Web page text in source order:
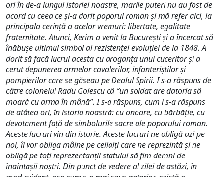
ori în de-a lungul istoriei noastre, marile puteri nu au fost de
acord cu ceea ce şi-a dorit poporul roman şi mă refer aici, la
principala cerinţă a acelor vremuri: libertate, egalitate
fraternitate. Atunci, Kerim a venit la Bucureşti şi a încercat să
înăbuşe ultimul simbol al rezistenţei evoluţiei de la 1848. A
dorit să facă lucrul acesta cu aroganţa unui cuceritor şi a
cerut depunerea armelor cavalerilor, infanteriştilor şi
pompierilor care se găseau pe Dealul Spirii. I s-a răspuns de
către colonelul Radu Golescu că “un soldat are datoria să
moară cu arma în mână”. I s-a răspuns, cum i s-a răspuns
de atâtea ori, în istoria noastră: cu onoare, cu bărbăţie, cu
devotament faţă de simbolurile sacre ale poporului roman.
Aceste lucruri vin din istorie. Aceste lucruri ne obligă azi pe
noi, îi vor obliga mâine pe ceilalţi care ne reprezintă şi ne
obligă pe toţi reprezentanţii statului să fim demni de
înaintaşii noştri. Din punct de vedere al zilei de astăzi, în